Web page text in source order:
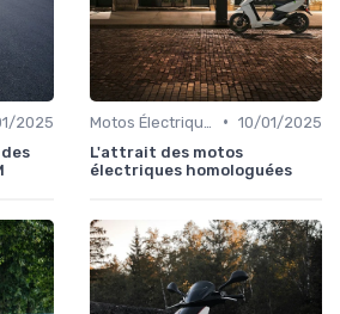
2025
• 10/01/2025
L'attrait des motos
électriques homologuées